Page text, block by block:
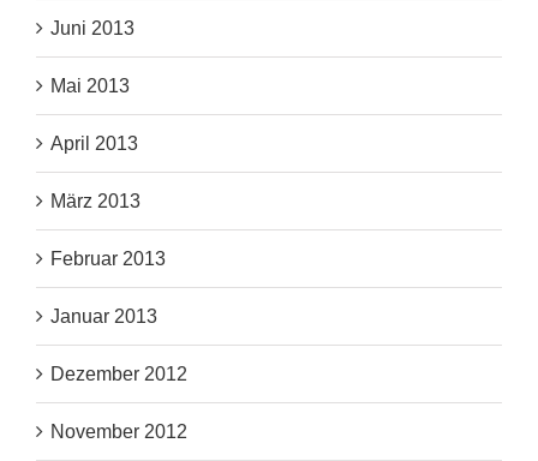
Juni 2013
Mai 2013
April 2013
März 2013
Februar 2013
Januar 2013
Dezember 2012
November 2012